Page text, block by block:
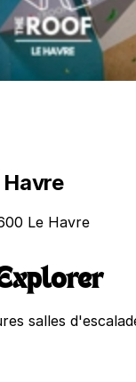
Le Havre
salles